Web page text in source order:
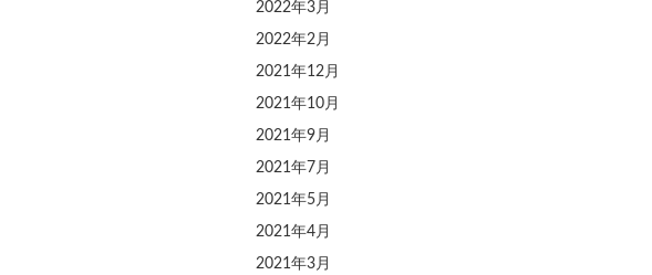
2022年3月
2022年2月
2021年12月
2021年10月
2021年9月
2021年7月
2021年5月
2021年4月
2021年3月